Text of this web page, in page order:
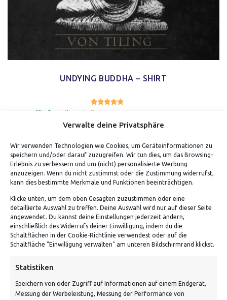
Verwalte deine Privatsphäre
Wir verwenden Technologien wie Cookies, um Geräteinformationen zu
speichern und/oder darauf zuzugreifen. Wir tun dies, um das Browsing-
Erlebnis zu verbessern und um (nicht) personalisierte Werbung
anzuzeigen. Wenn du nicht zustimmst oder die Zustimmung widerrufst,
kann dies bestimmte Merkmale und Funktionen beeinträchtigen.
Klicke unten, um dem oben Gesagten zuzustimmen oder eine
detaillierte Auswahl zu treffen. Deine Auswahl wird nur auf dieser Seite
angewendet. Du kannst deine Einstellungen jederzeit ändern,
einschließlich des Widerrufs deiner Einwilligung, indem du die
Schaltflächen in der Cookie-Richtlinie verwendest oder auf die
Schaltfläche "Einwilligung verwalten" am unteren Bildschirmrand klickst.
Statistiken
Speichern von oder Zugriff auf Informationen auf einem Endgerät,
Messung der Werbeleistung, Messung der Performance von
UNDYING BUDDHA – SHIRT
Bewertet mit
geprüfte Gesamtbewertungen
ADRESSE
Von Tiling GmbH
Kontakt: Mo - Fr von 10:00 bis 18:00 Uhr
info@vontiling.de